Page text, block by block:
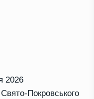
2026
Покровського